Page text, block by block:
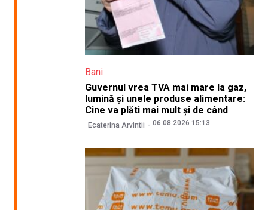
Bani
Guvernul vrea TVA mai mare la gaz,
lumină și unele produse alimentare:
Cine va plăti mai mult și de când
Ecaterina Arvintii 06.08.2026 15:13